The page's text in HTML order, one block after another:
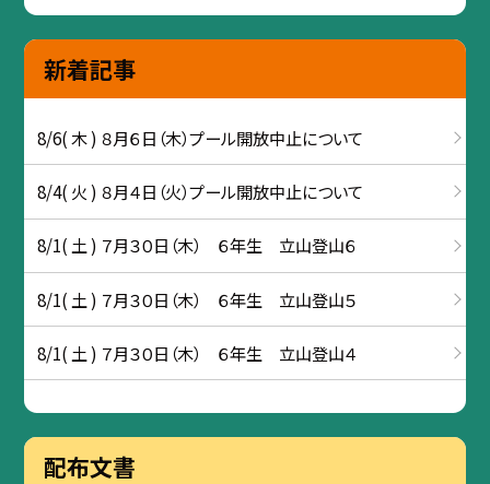
新着記事
8/6( 木 ) ８月６日（木）プール開放中止について
8/4( 火 ) ８月４日（火）プール開放中止について
8/1( 土 ) ７月３０日（木） ６年生 立山登山６
8/1( 土 ) ７月３０日（木） ６年生 立山登山５
8/1( 土 ) ７月３０日（木） ６年生 立山登山４
配布文書